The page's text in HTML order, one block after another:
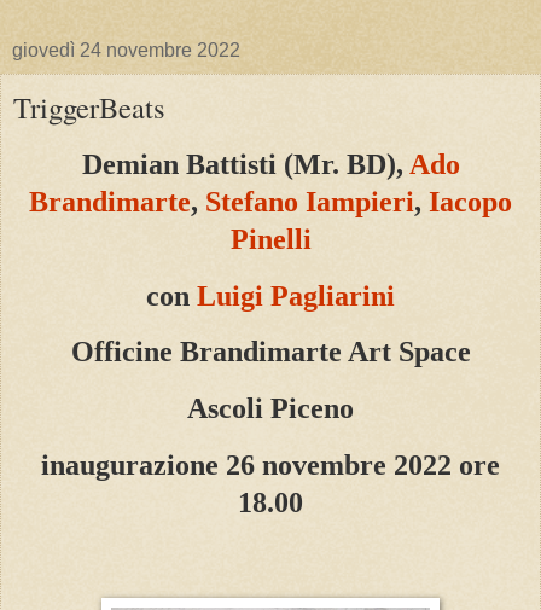
giovedì 24 novembre 2022
TriggerBeats
Demian Battisti (Mr. BD), Ado
Brandimarte, Stefano Iampieri, Iacopo
Pinelli
con Luigi Pagliarini
Officine Brandimarte Art Space
Ascoli Piceno
inaugurazione 26 novembre 2022 ore
18.00